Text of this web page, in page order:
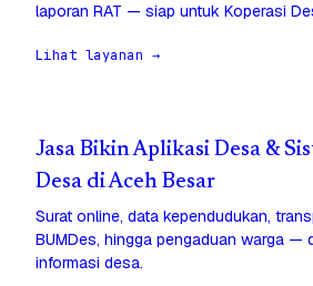
laporan RAT — siap untuk Koperasi
Lihat layanan →
Jasa Bikin Aplikasi Desa &
Desa di Aceh Besar
Surat online, data kependudukan,
BUMDes, hingga pengaduan warga —
informasi desa.